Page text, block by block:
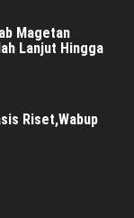
Magetan
Lanjut Hingga
Riset,Wabup